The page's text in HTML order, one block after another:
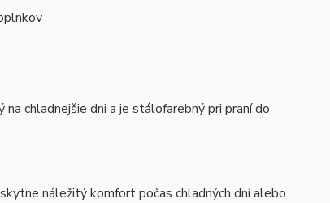
chladnejšie dni a je stálofarebný pri praní do
náležitý komfort počas chladných dní alebo